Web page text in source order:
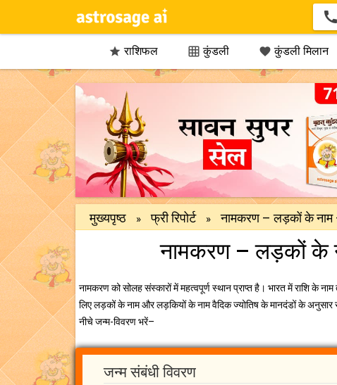
call
 राशिफल  कुंडली  कुंडली मिलान
मुख्यपृष्ठ » फ्री रिपोर्ट » नामकरण – लड़कों के नाम
नामकरण – लड़कों के
नामकरण को सोलह संस्कारों में महत्वपूर्ण स्थान प्राप्त है। भारत में राशि के
लिए लड़कों के नाम और लड़कियों के नाम वैदिक ज्योतिष के मानदंडों के
नीचे जन्म-विवरण भरें–
जन्म संबंधी विवरण